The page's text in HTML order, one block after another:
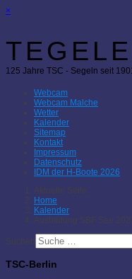
×
125 Jahre TSC - Segeln seit
Webcam
Webcam Malche
Wetter
Kalender
Sitemap
Kontakt
Impressum
Datenschutz
IDM der H-Boote 2026
Aktuelle Seite:
Home
Kalender
Ausbildung SBF See
Suchen
TSC-Berlin